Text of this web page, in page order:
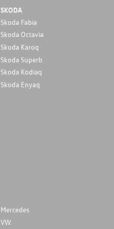
SKODA
Skoda Fabia
Skoda Octavia
Skoda Karoq
Skoda Superb
Skoda Kodiaq
Skoda Enyaq
Mercedes
VW